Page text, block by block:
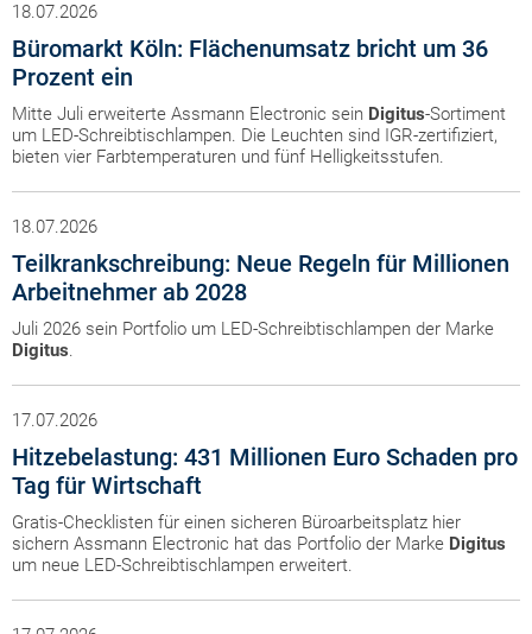
18.07.2026
Büromarkt Köln: Flächenumsatz bricht um 36
Prozent ein
Mitte Juli erweiterte Assmann Electronic sein Digitus-Sortiment
um LED-Schreibtischlampen. Die Leuchten sind IGR-zertifiziert,
bieten vier Farbtemperaturen und fünf Helligkeitsstufen.
18.07.2026
Teilkrankschreibung: Neue Regeln für Millionen
Arbeitnehmer ab 2028
Juli 2026 sein Portfolio um LED-Schreibtischlampen der Marke
Digitus.
17.07.2026
Hitzebelastung: 431 Millionen Euro Schaden pro
Tag für Wirtschaft
Gratis-Checklisten für einen sicheren Büroarbeitsplatz hier
sichern Assmann Electronic hat das Portfolio der Marke Digitus
um neue LED-Schreibtischlampen erweitert.